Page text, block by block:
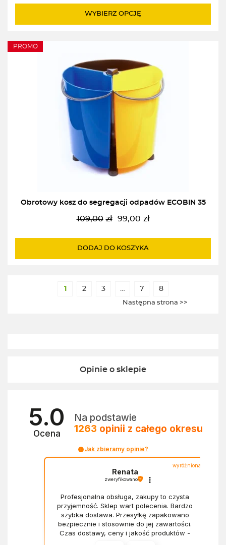
do
WYBIERZ OPCJĘ
PROMO
Obrotowy kosz do segregacji odpadów ECOBIN 35
109,00 zł
Pierwotna
wynosiła:
99,00 zł
Aktualna
wynosi:
DODAJ DO KOSZYKA
1 2 3 … 7 8
Następna strona >>
Opinie o sklepie
5.0
Ocena
Na podstawie
1263 opinii z całego okresu
Jak zbieramy opinie?
wyróżniona
Renata
zweryfikowano
Profesjonalna obsługa, zakupy to czysta
przyjemność. Sklep wart polecenia. Bardzo
szybka dostawa. Przesyłkę zapakowano
bezpiecznie i stosownie do jej zawartości.
Czas dostawy, ceny i jakość produktów -